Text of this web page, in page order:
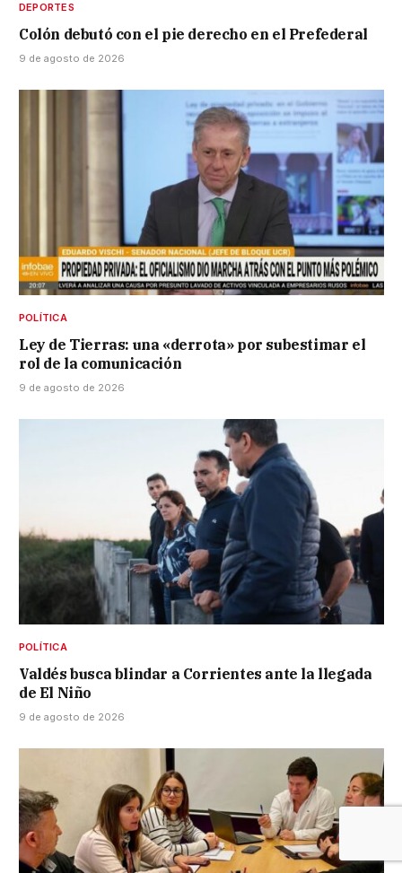
DEPORTES
Colón debutó con el pie derecho en el Prefederal
9 de agosto de 2026
POLÍTICA
Ley de Tierras: una «derrota» por subestimar el
rol de la comunicación
9 de agosto de 2026
POLÍTICA
Valdés busca blindar a Corrientes ante la llegada
de El Niño
9 de agosto de 2026